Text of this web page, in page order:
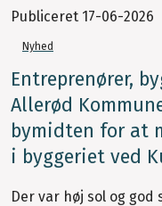
Publiceret 17-06-2026
Nyhed
Entreprenører,
Allerød
bymidten for at
i byggeriet ved
Der var høj sol og